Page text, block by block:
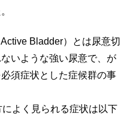
Bladder）とは尿意切
いような強い尿意で、が
須症状とした症候群の事
よく見られる症状は以下